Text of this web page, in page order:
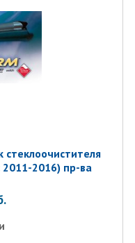
2011-2016) пр-ва